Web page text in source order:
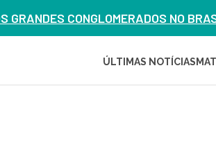
GRANDES CONGLOMERADOS NO
ÚLTIMAS NOTÍCIAS